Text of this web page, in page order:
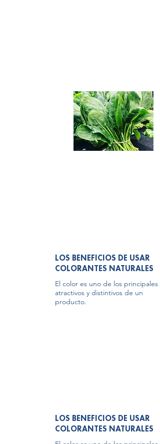
LOS BENEFICIOS DE USAR
COLORANTES NATURALES
El color es uno de los principales
atractivos y distintivos de un
producto.
LOS BENEFICIOS DE USAR
COLORANTES NATURALES